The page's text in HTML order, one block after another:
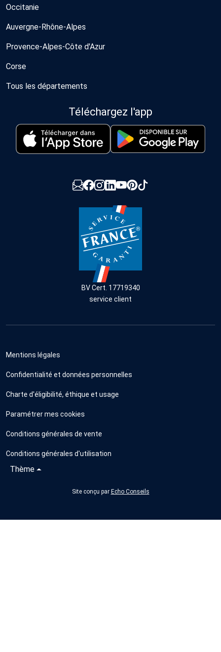
Occitanie
Auvergne-Rhône-Alpes
Provence-Alpes-Côte d'Azur
Corse
Tous les départements
Téléchargez l'app
BV Cert. 17719340
service client
Mentions légales
Confidentialité et données personnelles
Charte d'éligibilité, éthique et usage
Paramétrer mes cookies
Conditions générales de vente
Conditions générales d'utilisation
Thème
Site conçu par Echo Conseils